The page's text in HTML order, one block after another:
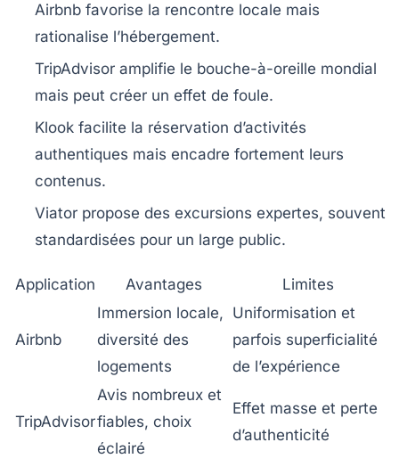
Airbnb favorise la rencontre locale mais
rationalise l’hébergement.
TripAdvisor amplifie le bouche-à-oreille mondial
mais peut créer un effet de foule.
Klook facilite la réservation d’activités
authentiques mais encadre fortement leurs
contenus.
Viator propose des excursions expertes, souvent
standardisées pour un large public.
Application Avantages Limites
Airbnb
Immersion locale,
diversité des
logements
Uniformisation et
parfois superficialité
de l’expérience
TripAdvisor
Avis nombreux et
fiables, choix
éclairé
Effet masse et perte
d’authenticité